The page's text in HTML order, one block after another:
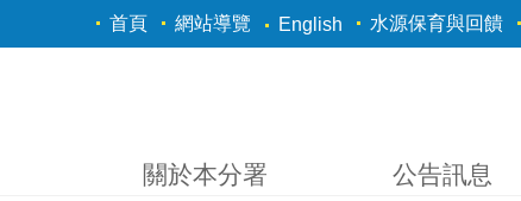
跳到主要內容區塊
首頁 網站導覽 English 水源保育與回饋
關於本分署 公告訊息